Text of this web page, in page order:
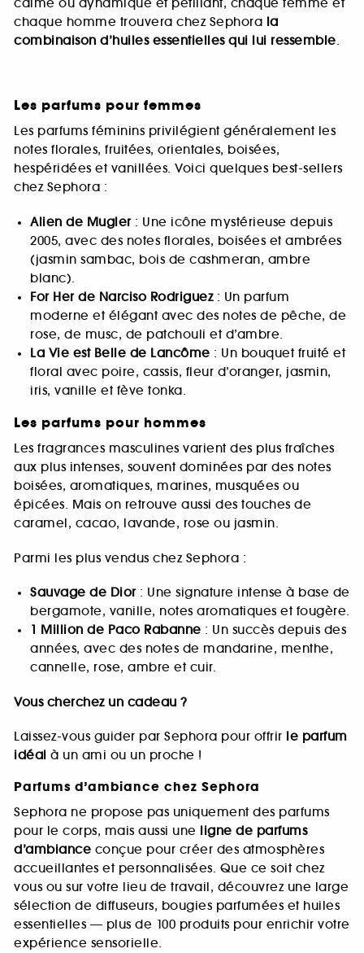
calme ou dynamique et pétillant, chaque femme et
chaque homme trouvera chez Sephora la
combinaison d’huiles essentielles qui lui ressemble.
Les parfums pour femmes
Les parfums féminins privilégient généralement les
notes florales, fruitées, orientales, boisées,
hespéridées et vanillées. Voici quelques best-sellers
chez Sephora :
Alien de Mugler: Une icône mystérieuse depuis
2005, avec des notes florales, boisées et ambrées
(jasmin sambac, bois de cashmeran, ambre
blanc).
For Her de Narciso Rodriguez: Un parfum
moderne et élégant avec des notes de pêche, de
rose, de musc, de patchouli et d’ambre.
La Vie est Belle de Lancôme : Un bouquet fruité et
floral avec poire, cassis, fleur d’oranger, jasmin,
iris, vanille et fève tonka.
Les parfums pour hommes
Les fragrances masculines varient des plus fraîches
aux plus intenses, souvent dominées par des notes
boisées, aromatiques, marines, musquées ou
épicées. Mais on retrouve aussi des touches de
caramel, cacao, lavande, rose ou jasmin.
Parmi les plus vendus chez Sephora :
Sauvage de Dior: Une signature intense à base de
bergamote, vanille, notes aromatiques et fougère.
1 Million de Paco Rabanne : Un succès depuis des
années, avec des notes de mandarine, menthe,
cannelle, rose, ambre et cuir.
Vous cherchez un cadeau ?
Laissez-vous guider par Sephora pour offrir le parfum
idéal à un ami ou un proche !
Parfums d’ambiance chez Sephora
Sephora ne propose pas uniquement des parfums
pour le corps, mais aussi une ligne de parfums
d’ambiance conçue pour créer des atmosphères
accueillantes et personnalisées. Que ce soit chez
vous ou sur votre lieu de travail, découvrez une large
sélection de diffuseurs, bougies parfumées et huiles
essentielles — plus de 100 produits pour enrichir votre
expérience sensorielle.